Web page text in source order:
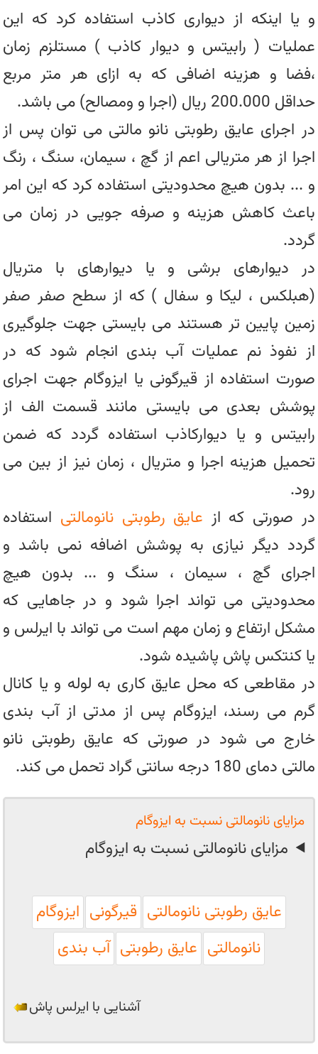
و یا اینکه از دیواری کاذب استفاده کرد که این
عملیات ( رابیتس و دیوار کاذب ) مستلزم زمان
،فضا و هزینه اضافی که به ازای هر متر مربع
حداقل 200.000 ریال (اجرا و ومصالح) می باشد.
در اجرای عایق رطوبتی نانو مالتی می توان پس از
اجرا از هر متریالی اعم از گچ ، سیمان، سنگ ، رنگ
و ... بدون هیچ محدودیتی استفاده کرد که این امر
باعث کاهش هزینه و صرفه جویی در زمان می
گردد.
در دیوارهای برشی و یا دیوارهای با متریال
(هبلکس ، لیکا و سفال ) که از سطح صفر صفر
زمین پایین تر هستند می بایستی جهت جلوگیری
از نفوذ نم عملیات آب بندی انجام شود که در
صورت استفاده از قیرگونی یا ایزوگام جهت اجرای
پوشش بعدی می بایستی مانند قسمت الف از
رابیتس و یا دیوارکاذب استفاده گردد که ضمن
تحمیل هزینه اجرا و متریال ، زمان نیز از بین می
رود.
در صورتی که از عایق رطوبتی نانومالتی استفاده
گردد دیگر نیازی به پوشش اضافه نمی باشد و
اجرای گچ ، سیمان ، سنگ و ... بدون هیچ
محدودیتی می تواند اجرا شود و در جاهایی که
مشکل ارتفاع و زمان مهم است می تواند با ایرلس و
یا کنتکس پاش پاشیده شود.
در مقاطعی که محل عایق کاری به لوله و یا کانال
گرم می رسند، ایزوگام پس از مدتی از آب بندی
خارج می شود در صورتی که عایق رطوبتی نانو
مالتی دمای 180 درجه سانتی گراد تحمل می کند.
مزایای نانومالتی نسبت به ایزوگام
مزایای نانومالتی نسبت به ایزوگام
عایق رطوبتی نانومالتی قیرگونی ایزوگام
نانومالتی عایق رطوبتی آب بندی
آشنایی با ایرلس پاش